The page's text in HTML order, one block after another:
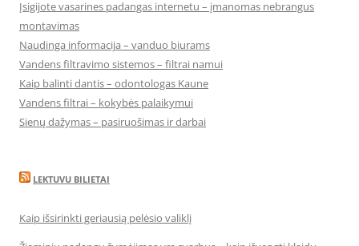
Įsigijote vasarines padangas internetu – įmanomas nebrangus
montavimas
Naudinga informacija – vanduo biurams
Vandens filtravimo sistemos – filtrai namui
Kaip balinti dantis – odontologas Kaune
Vandens filtrai – kokybės palaikymui
Sienų dažymas – pasiruošimas ir darbai
LEKTUVU BILIETAI
Kaip išsirinkti geriausią pelėsio valiklį